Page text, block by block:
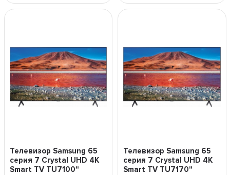
Телевизор Samsung 65
серия 7 Crystal UHD 4K
Smart TV TU7100"
Телевизор Samsung 65
серия 7 Crystal UHD 4K
Smart TV TU7170"